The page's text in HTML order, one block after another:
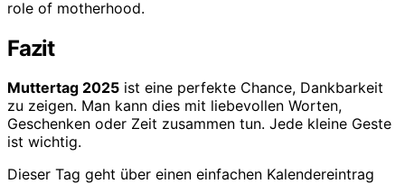
Fazit
Muttertag 2025 ist eine perfekte Chance, Dankbarkeit
zu zeigen. Man kann dies mit liebevollen Worten,
Geschenken oder Zeit zusammen tun. Jede kleine Geste
ist wichtig.
Dieser Tag geht über einen einfachen Kalendereintrag